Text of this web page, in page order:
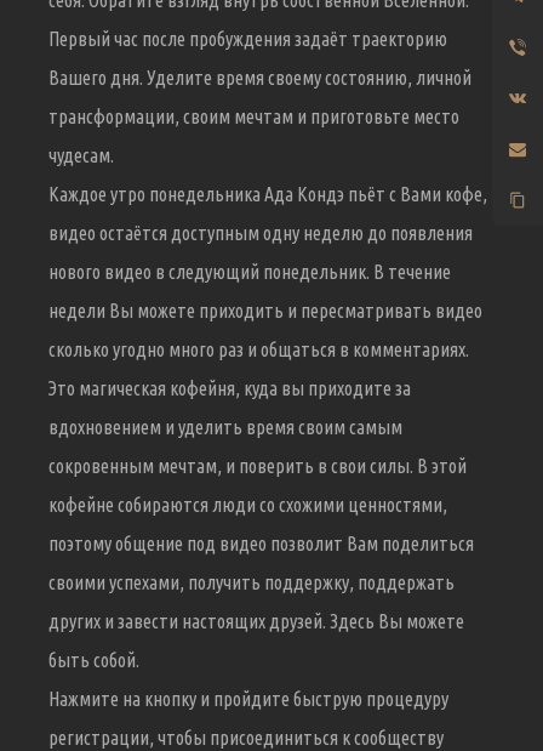
Первый час после пробуждения задаёт траекторию
Вашего дня. Уделите время своему состоянию, личной
трансформации, своим мечтам и приготовьте место
чудесам.
Каждое утро понедельника Ада Кондэ пьёт с Вами кофе,
видео остаётся доступным одну неделю до появления
нового видео в следующий понедельник. В течение
недели Вы можете приходить и пересматривать видео
сколько угодно много раз и общаться в комментариях.
Это магическая кофейня, куда вы приходите за
вдохновением и уделить время своим самым
сокровенным мечтам, и поверить в свои силы. В этой
кофейне собираются люди со схожими ценностями,
поэтому общение под видео позволит Вам поделиться
своими успехами, получить поддержку, поддержать
других и завести настоящих друзей. Здесь Вы можете
быть собой.
Нажмите на кнопку и пройдите быструю процедуру
регистрации, чтобы присоединиться к сообществу